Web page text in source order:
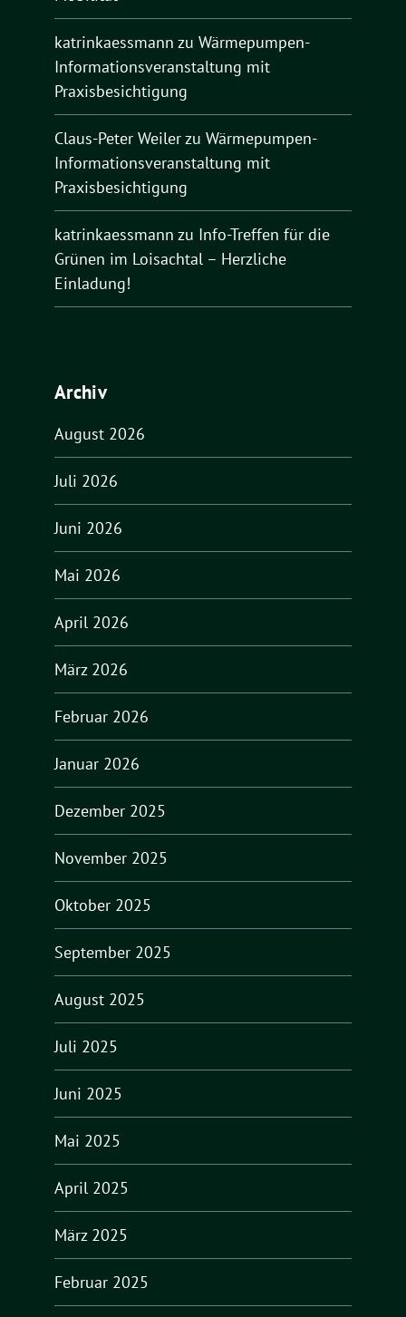
katrinkaessmann zu Wärmepumpen-
Informationsveranstaltung mit
Praxisbesichtigung
Claus-Peter Weilerzu Wärmepumpen-
Informationsveranstaltung mit
Praxisbesichtigung
katrinkaessmann zu Info-Treffen für die
Grünen im Loisachtal – Herzliche
Einladung!
Archiv
August 2026
Juli 2026
Juni 2026
Mai 2026
April 2026
März 2026
Februar 2026
Januar 2026
Dezember 2025
November 2025
Oktober 2025
September 2025
August 2025
Juli 2025
Juni 2025
Mai 2025
April 2025
März 2025
Februar 2025